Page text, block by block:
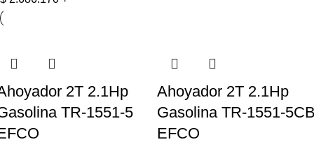
2T 2.1Hp
TR-1551-5
Ahoyador 2T 2.1Hp
Gasolina TR-1551-
EFCO